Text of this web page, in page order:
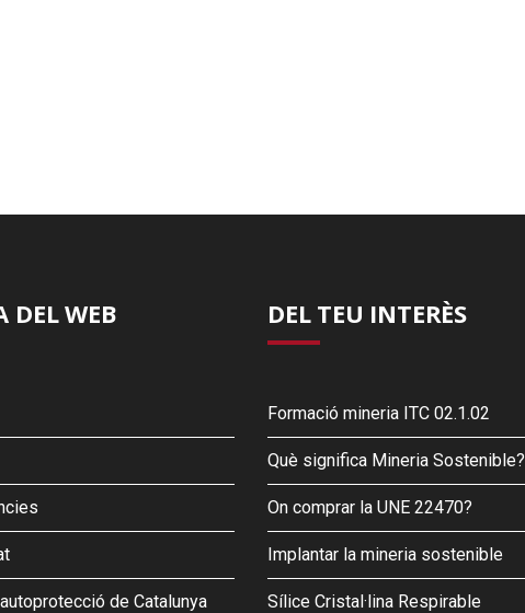
DEL WEB
de Catalunya
DEL TEU INTERÈS
Formació mineria ITC 02.1.02
Què significa Mineria Sostenible?
On comprar la UNE 22470?
Implantar la mineria sostenible
Sílice Cristal·lina Respirable